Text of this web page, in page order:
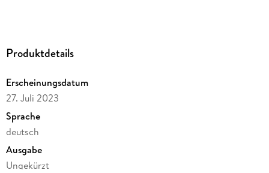
verschlossene Zimmer? Und was hat es mit dem charmanten
Conor auf sich, der ebenfalls auf der Gästeliste steht?
Romantik, Spannung und eine große Portion Küstenflair - der
neue Nordsee-Roman von Bestseller-Autorin Brigitte
Ploenes!
Produktdetails
Erscheinungsdatum
27. Juli 2023
Sprache
deutsch
Ausgabe
Ungekürzt